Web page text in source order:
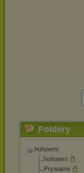
Foldery
hohoemi
hohoemi
Prywatne